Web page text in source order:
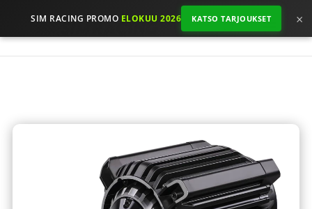
SIM RACING PROMO ELOKUU 2026 KATSO TARJOUKSET ×